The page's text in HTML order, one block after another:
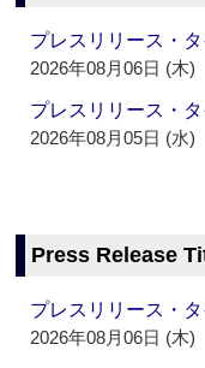
プレスリリース・
2026年08月06日 (木)
プレスリリース・
2026年08月05日 (水)
Press Release
プレスリリース・
2026年08月06日 (木)